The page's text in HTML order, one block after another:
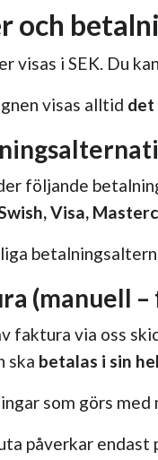
och
visas i SEK. Du
visas alltid det
följande
Visa,
(manuell
faktura via oss
ska betalas i sin
som görs
påverkar endast